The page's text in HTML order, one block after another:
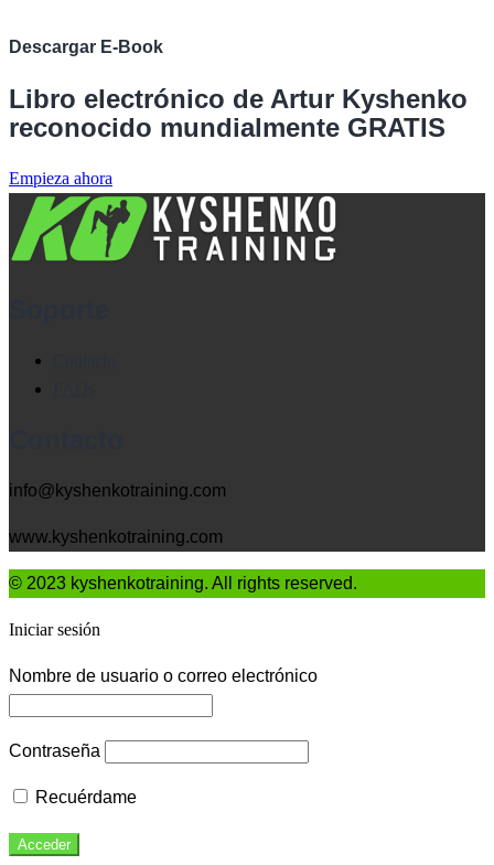
Descargar E-Book
Libro electrónico de Artur Kyshenko
reconocido mundialmente GRATIS
Empieza ahora
info@kyshenkotraining.com
www.kyshenkotraining.com
© 2023 kyshenkotraining. All rights reserved.
Iniciar sesión
Nombre de usuario o correo electrónico
Contraseña
Recuérdame